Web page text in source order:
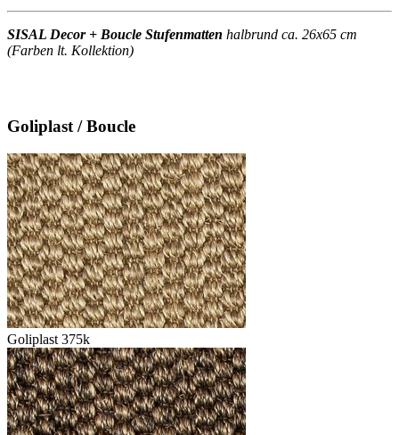
SISAL Decor + Boucle Stufenmatten halbrund ca. 26x65 cm
(Farben lt. Kollektion)
Goliplast / Boucle
Goliplast 375k